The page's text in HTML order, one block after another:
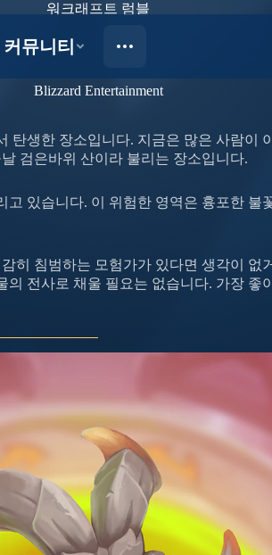
워크래프트 럼블
Blizzard Entertainment
생한 장소입니다. 지금은 많은 사람이
검은바위 산이라 불리는 장소입니다.
있습니다. 이 위험한 영역은 흉포한
히 침범하는 모험가가 있다면 생각이
전사로 채울 필요는 없습니다. 가장